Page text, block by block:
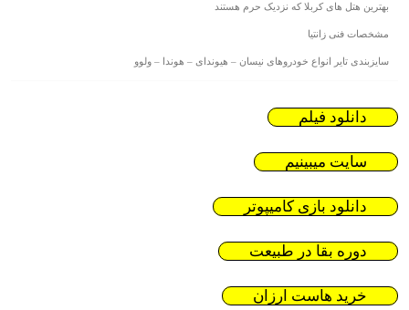
بهترین هتل های کربلا که نزدیک حرم هستند
مشخصات فنی زانتیا
سایزبندی تایر انواع خودروهای نیسان – هیوندای – هوندا – ولوو
دانلود فیلم
سایت میبینیم
دانلود بازی کامیپوتر
دوره بقا در طبیعت
خرید هاست ارزان